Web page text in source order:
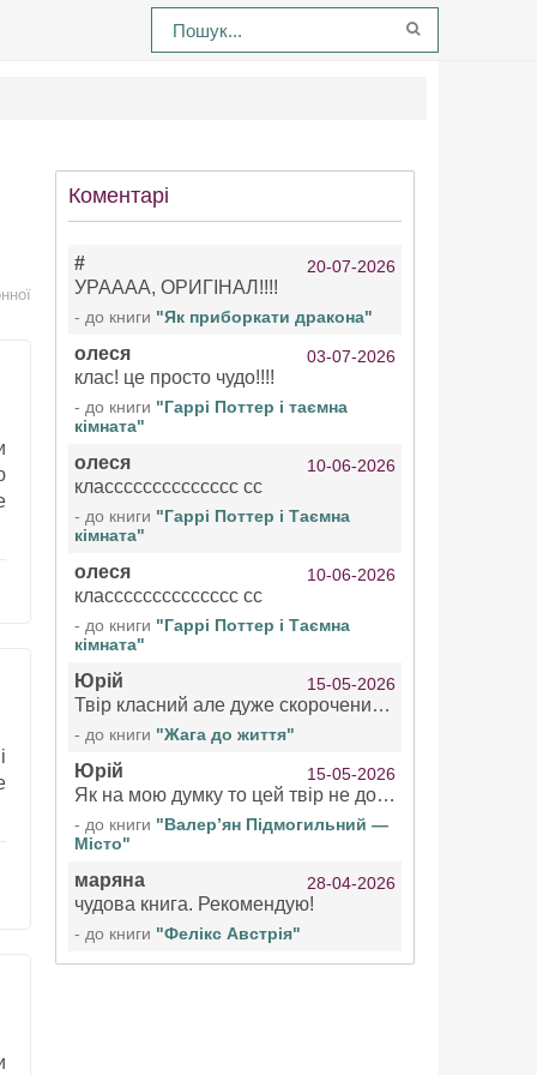
Коментарі
# 20-07-2026
УРАААА, ОРИГІНАЛ!!!!
- до книги "Як приборкати дракона"
олеся 03-07-2026
клас! це просто чудо!!!!
- до книги "Гаррі Поттер і таємна
кімната"
олеся 10-06-2026
класссссссссссссс сс
- до книги "Гаррі Поттер і Таємна
кімната"
олеся 10-06-2026
класссссссссссссс сс
- до книги "Гаррі Поттер і Таємна
кімната"
Юрій 15-05-2026
Твір класний але дуже скорочений якщо вже озвучуєте то бажано цілі твори
- до книги "Жага до життя"
Юрій 15-05-2026
Як на мою думку то цей твір не дотягує бути у топ 100 аудіокниг
- до книги "Валер’ян Підмогильний —
Місто"
маряна 28-04-2026
чудова книга. Рекомендую!
- до книги "Фелікс Австрія"